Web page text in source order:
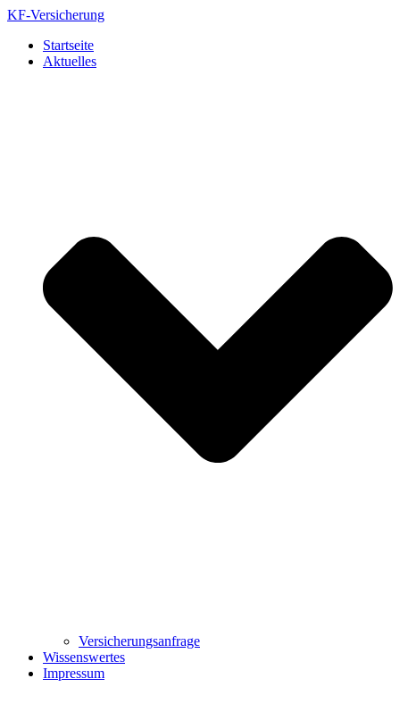
Zum
springen
KF-Versicherung
Startseite
Aktuelles
Versicherungsanfrage
Wissenswertes
Impressum